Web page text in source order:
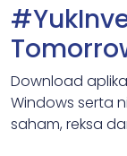
Download
Windows serta
saham, reksa